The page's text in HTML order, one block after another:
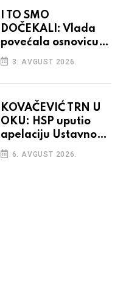
I TO SMO
DOČEKALI: Vlada
povećala osnovicu
za obračun plaća
budžetskim
korisnicima
3. AVGUST 2026.
KOVAČEVIĆ TRN U
OKU: HSP uputio
apelaciju Ustavnom
sudu BiH
6. AVGUST 2026.